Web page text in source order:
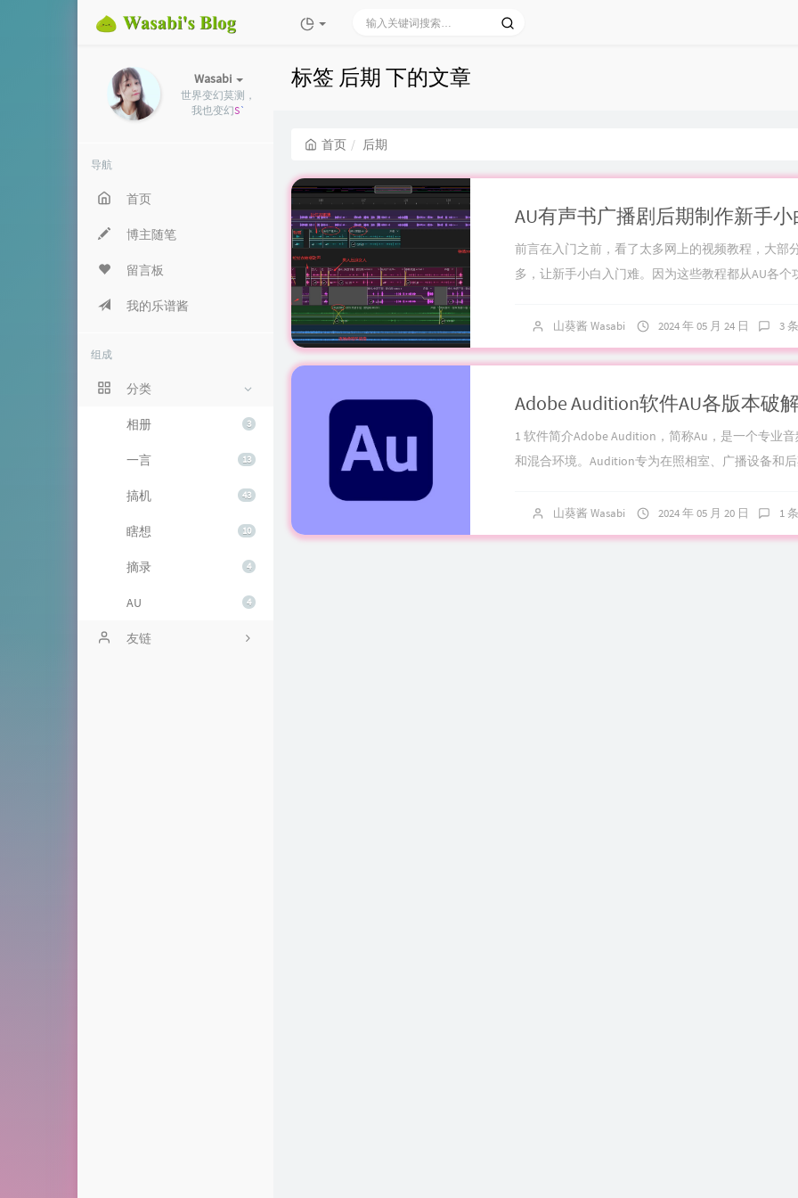
Wasabi
世界变幻莫测，
我也变幻莫测
导航
首页
博主随笔
留言板
我的乐谱酱
组成
分类
3
相册
13
一言
43
搞机
10
瞎想
4
摘录
4
AU
友链
标签 后期 下的文章
首页 后期
前言在入门之前，看了太多网上的视频教程，大部
多，让新手小白入门难。因为这些教程都从AU各个
山葵酱 Wasabi 2024 年 05 月 24 日 3
1 软件简介Adobe Audition，简称Au，是一个专业
和混合环境。Audition专为在照相室、广播设备和
山葵酱 Wasabi 2024 年 05 月 20 日 1